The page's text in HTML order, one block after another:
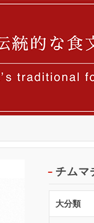
チムマ
大分類